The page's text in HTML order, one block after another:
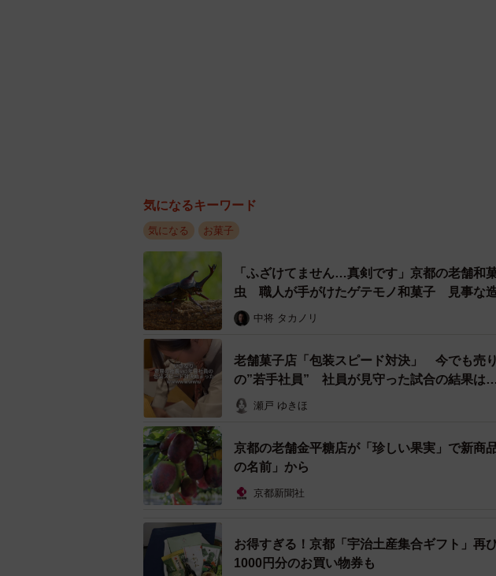
気になるキーワード
気になる お菓子
「ふざけてません…真剣です」京都の老舗
虫 職人が手がけたゲテモノ和菓子 見事な
ル」
中将 タカノリ
老舗菓子店「包装スピード対決」 今でも売
の”若手社員” 社員が見守った試合の結果
瀬戸 ゆきほ
京都の老舗金平糖店が「珍しい果実」で新
の名前」から
京都新聞社
お得すぎる！京都「宇治土産集合ギフト」
1000円分のお買い物券も